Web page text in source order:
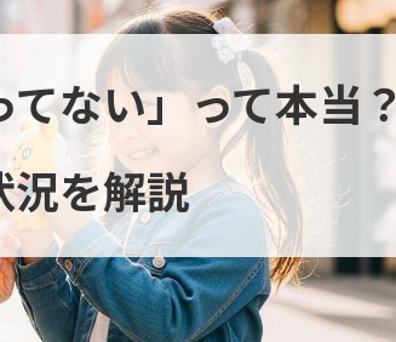
ない」って本当
況を解説